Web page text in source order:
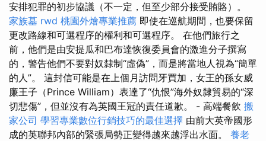
安排犯罪的初步協議（不一定，但至少部分接受賄賂）。
家族墓 rwd 桃園外燴專業推薦 即使在巡航期間，也要保留
更改路線和可選程序的權利和可選程序。 在他們旅行之
前，他們是由安提瓜和巴布達恢復委員會的激進分子撰寫
的，警告他們不要對奴隸制“虛偽”，而是將當地人視為“簡單
的人”。 這封信可能是在上個月訪問牙買加，女王的孫女威
廉王子（Prince William）表達了“仇恨”海外奴隸貿易的“深
切悲傷”，但並沒有為英國王冠的責任道歉。 - 高端餐飲 搬
家公司 學習專業數位行銷技巧的最佳選擇 由前大英帝國形
成的英聯邦內部的緊張局勢正變得越來越浮出水面。 養老